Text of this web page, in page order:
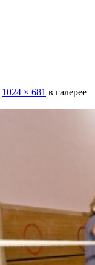
1024 × 681 в галерее